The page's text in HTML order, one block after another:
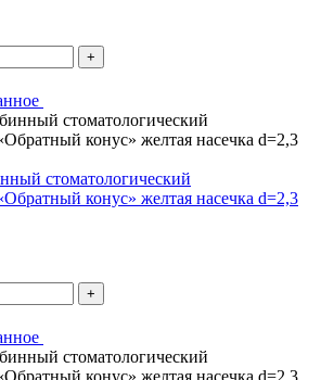
+
стоматологический
конус» желтая насечка d=2,3
+